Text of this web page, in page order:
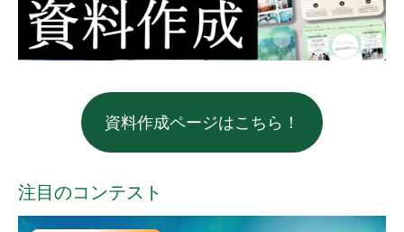
資料作成ページはこちら！
注目のコンテスト